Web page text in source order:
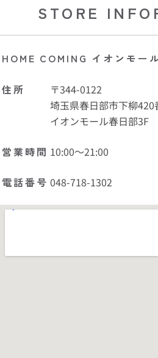
STORE
HOME COMING イオンモー
住所
〒344-0122
埼玉県春日部市下柳420
イオンモール春日部3F
営業時間 10:00〜21:00
電話番号 048-718-1302